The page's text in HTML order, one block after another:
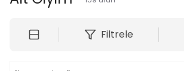
Filtrele